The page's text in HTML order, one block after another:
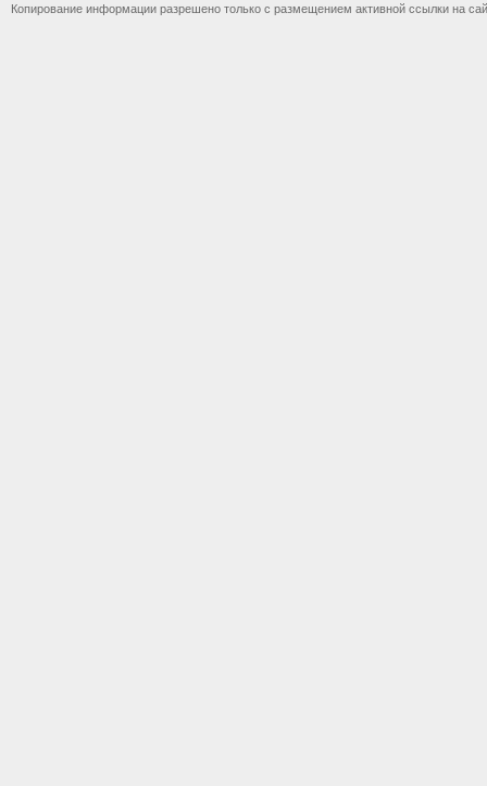
Копирование информации разрешено только с размещением активной ссылки на